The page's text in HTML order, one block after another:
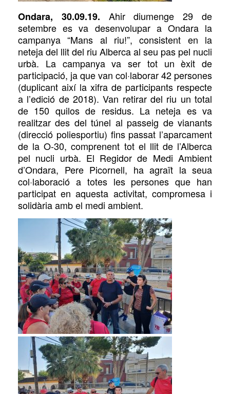
Ondara, 30.09.19. Ahirdiumenge 29 de
setembre es va desenvolupar a Ondara la
campanya “Mans al riu!”, consistent en la
neteja del llit del riu Alberca al seu pas pel nucli
urbà. La campanyava ser tot un èxit de
participació, ja que van col·laborar 42 persones
(duplicant així la xifra de participants respecte
a l’edició de 2018). Van retirar del riu un total
de 150 quilos de residus. La neteja es va
realitzar des del túnel al passeig de vianants
(direcció poliesportiu) fins passat l’aparcament
de la O-30, comprenent tot el llit de l’Alberca
pel nucli urbà. El Regidor de Medi Ambient
d’Ondara, Pere Picornell, ha agraït la seua
col·laboració a totes les persones que han
participat en aquesta activitat, compromesa i
solidària amb el medi ambient.